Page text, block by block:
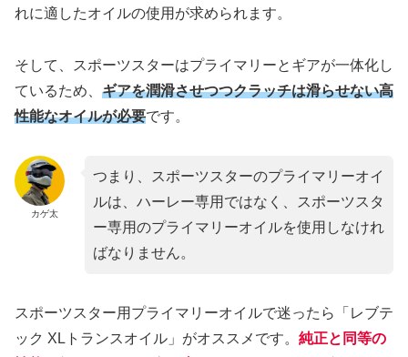
れに適したオイルの使用が求められます。
そして、スポーツスターはプライマリーとギアが一体化し
ているため、 ギアを潤滑させつつクラッチは滑らせない高
性能なオイルが必要です。
カゲ太
つまり、スポーツスターのプライマリーオイ
ルは、ハーレー専用ではなく、スポーツスタ
ー専用のプライマリーオイルを使用しなけれ
ばなりません。
スポーツスター用プライマリーオイルで迷ったら「レブテ
ック XLトランスオイル」がオススメです。 純正と同等の